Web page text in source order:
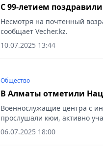
С 99-летием
Несмотря на почтенный
сообщает Vecher.kz.
10.07.2025 13:44
Общество
В Алматы отметили
Военнослужащие центра с
прослушали кюи, активно
сообщает Vecher.kz.
06.07.2025 18:00